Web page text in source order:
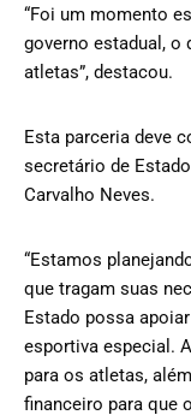
“Foi um momento
governo estadual, o
atletas”, destacou.
Esta parceria deve
secretário de
Carvalho Neves.
“Estamos
que tragam suas
Estado possa
esportiva especial.
para os atletas,
financeiro para que